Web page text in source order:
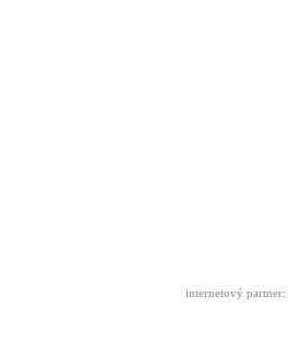
internetový partner: